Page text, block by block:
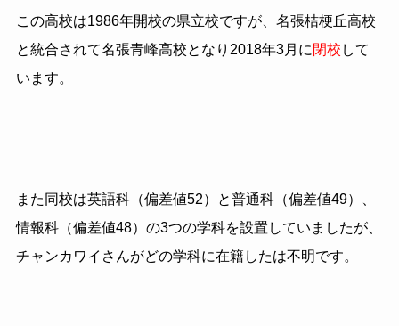
この高校は1986年開校の県立校ですが、名張桔梗丘高校
と統合されて名張青峰高校となり 2018年3月に閉校 して
います。
また同校は英語科（偏差値52）と普通科（偏差値49）、
情報科（偏差値48）の3つの学科を設置していましたが、
チャンカワイさんがどの学科に在籍したは不明です。